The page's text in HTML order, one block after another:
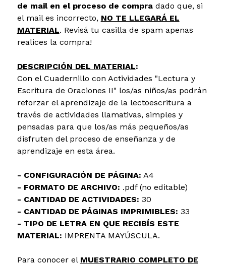
de mail en el proceso de compradado que, si
el mail es incorrecto, NO TE LLEGARÁ EL
MATERIAL. Revisá tu casilla de spam apenas
realices la compra!
DESCRIPCIÓN DEL MATERIAL:
Con el Cuadernillo con Actividades "Lectura y
Escritura de Oraciones II" los/as niños/as podrán
reforzar el aprendizaje de la lectoescritura a
través de actividades llamativas, simples y
pensadas para que los/as más pequeños/as
disfruten del proceso de enseñanza y de
aprendizaje en esta área.
- CONFIGURACIÓN DE PÁGINA: A4
- FORMATO DE ARCHIVO: .pdf (no editable)
- CANTIDAD DE ACTIVIDADES: 30
- CANTIDAD DE PÁGINAS IMPRIMIBLES: 33
- TIPO DE LETRA EN QUE RECIBÍS ESTE
MATERIAL: IMPRENTA MAYÚSCULA.
Para conocer el MUESTRARIO COMPLETO DE